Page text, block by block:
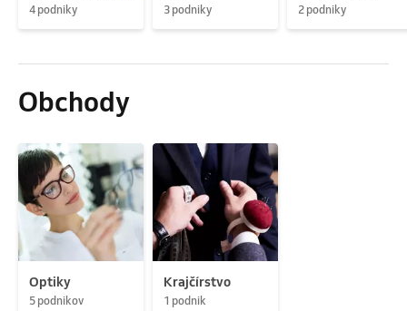
4 podniky 3 podniky 2 podniky
Obchody
Optiky
5 podnikov
Krajčírstvo
1 podnik